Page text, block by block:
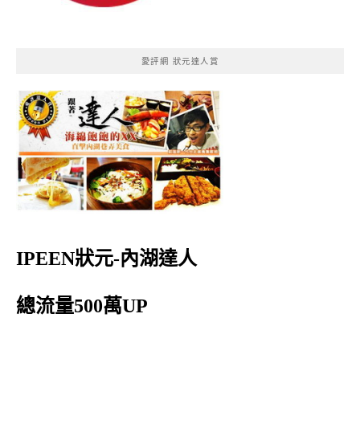
愛評網 狀元達人賞
IPEEN狀元-內湖達人
總流量500萬UP